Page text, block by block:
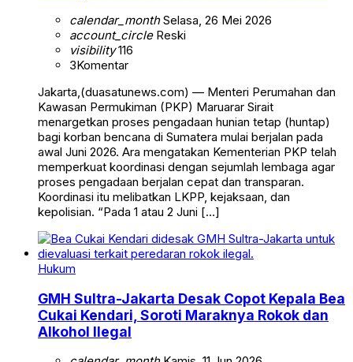
calendar_monthSelasa, 26 Mei 2026
account_circleReski
visibility116
3Komentar
Jakarta,(duasatunews.com) — Menteri Perumahan dan
Kawasan Permukiman (PKP) Maruarar Sirait
menargetkan proses pengadaan hunian tetap (huntap)
bagi korban bencana di Sumatera mulai berjalan pada
awal Juni 2026. Ara mengatakan Kementerian PKP telah
memperkuat koordinasi dengan sejumlah lembaga agar
proses pengadaan berjalan cepat dan transparan.
Koordinasi itu melibatkan LKPP, kejaksaan, dan
kepolisian. “Pada 1 atau 2 Juni […]
Hukum
GMH Sultra-Jakarta Desak Copot Kepala Bea
Cukai Kendari, Soroti Maraknya Rokok dan
Alkohol Ilegal